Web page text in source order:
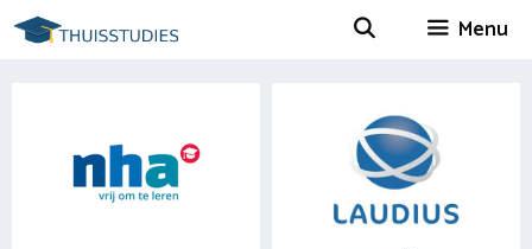
Spring
naar
Menu